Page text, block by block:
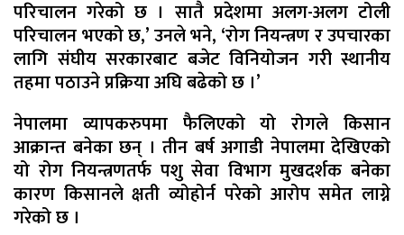
परिचालन गरेको छ । सातै प्रदेशमा अलग-अलग टोली
परिचालन भएको छ,’ उनले भने, ‘रोग नियन्त्रण र उपचारका
लागि संघीय सरकारबाट बजेट विनियोजन गरी स्थानीय
तहमा पठाउने प्रक्रिया अघि बढेको छ ।’
नेपालमा व्यापकरुपमा फैलिएको यो रोगले किसान
आक्रान्त बनेका छन् । तीन बर्ष अगाडी नेपालमा देखिएको
यो रोग नियन्त्रणतर्फ पशु सेवा विभाग मुखदर्शक बनेका
कारण किसानले क्षती व्योहोर्न परेको आरोप समेत लाग्ने
गरेको छ ।